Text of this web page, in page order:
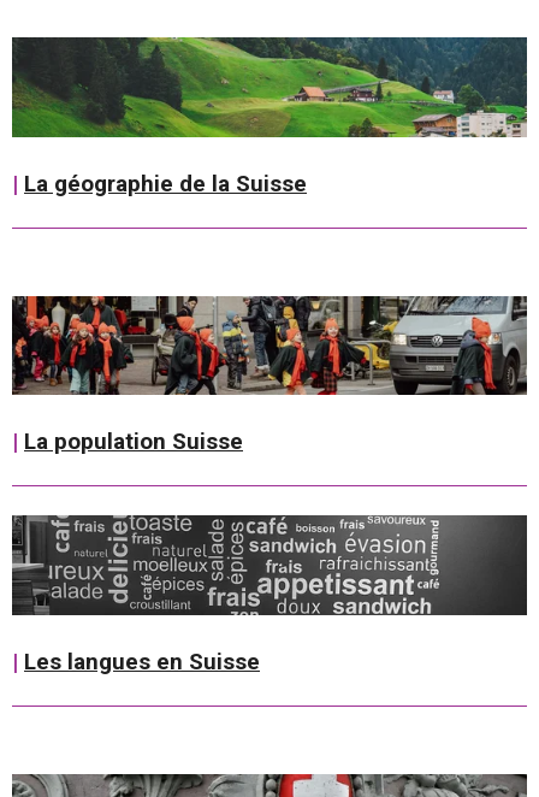
| La géographie de la Suisse
| La population Suisse
| Les langues en Suisse